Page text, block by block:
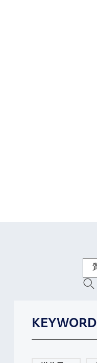
KEYWORD